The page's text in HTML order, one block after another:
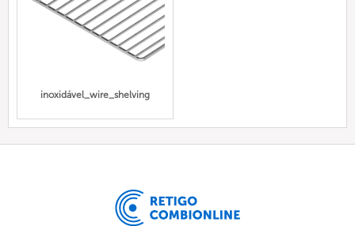
inoxidável_wire_shelving